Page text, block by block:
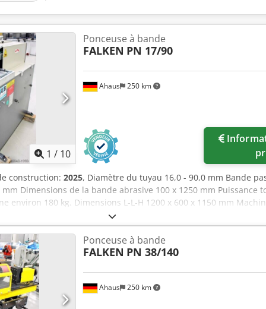
1 / 10
Ahaus 250 km
Ponceuse à bande
FALKEN PN 17/90
Information sur le
construction: 2025, Diamètre du tuyau 16,0 - 90,0 mm Bande
Dimensions de la bande abrasive 100 x 1250 mm Puissance
environ 180 kg. Dimensions L-L-H 1200 x 600 x 1150 mm
utilisé (!!) Prix neuf environ 4 500 euros Prix spécial sur
Aoxab N Dogkea Les extrémités des tuyaux et des profilés
à moteur électrique pour extrémités de tubes et profilés
espace de stockage - arrière de la machine - serrage/
latéral du système de serrage du matériau - Broyage jusqu'à
- Bac de récupération pour vider facilement la poussière de
à l'avant - Écran de confidentialité avant en plexiglas - Poches
facile
Ahaus 250 km
Ponceuse à bande
FALKEN PN 38/140